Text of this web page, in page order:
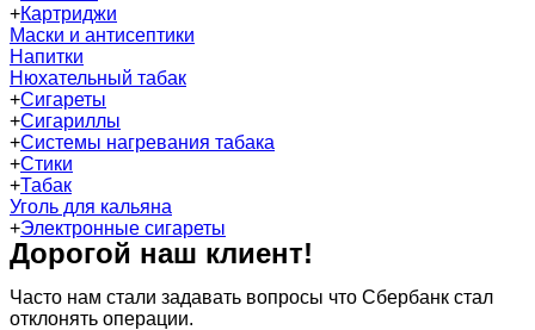
+Картриджи
Маски и антисептики
Напитки
Нюхательный табак
+Сигареты
+Сигариллы
+Системы нагревания табака
+Стики
+Табак
Уголь для кальяна
+Электронные сигареты
Дорогой наш клиент!
Часто нам стали задавать вопросы что Сбербанк стал
отклонять операции.